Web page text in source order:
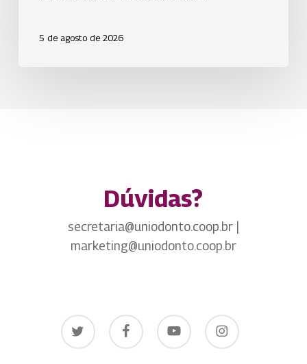
5 de agosto de 2026
Dúvidas?
secretaria@uniodonto.coop.br |
marketing@uniodonto.coop.br
twitter facebook youtube instagram